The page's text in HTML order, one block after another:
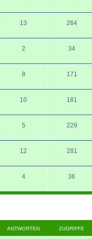
13 264
2 34
8 171
10 181
5 229
12 281
4 36
ANTWORTEN ZUGRIFFE